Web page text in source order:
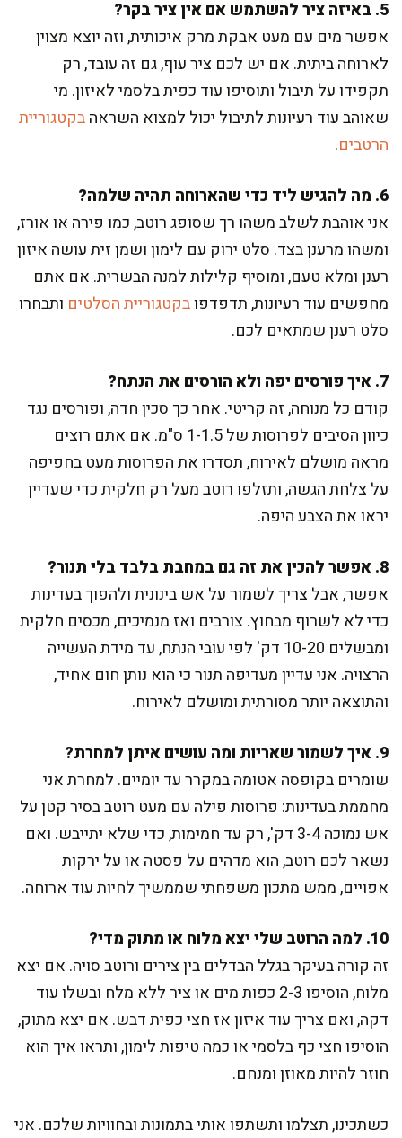
5. באיזה ציר להשתמש אם אין ציר בקר?
אפשר מים עם מעט אבקת מרק איכותית, וזה יוצא מצוין
לארוחה ביתית. אם יש לכם ציר עוף, גם זה עובד, רק
תקפידו על תיבול ותוסיפו עוד כפית בלסמי לאיזון. מי
שאוהב עוד רעיונות לתיבול יכול למצוא השראהבקטגוריית
הרטבים.
6. מה להגיש ליד כדי שהארוחה תהיה שלמה?
אני אוהבת לשלב משהו רך שסופג רוטב, כמו פירה או אורז,
ומשהו מרענן בצד. סלט ירוק עם לימון ושמן זית עושה איזון
רענן ומלא טעם, ומוסיף קלילות למנה הבשרית. אם אתם
מחפשים עוד רעיונות, תדפדפובקטגוריית הסלטים ותבחרו
סלט רענן שמתאים לכם.
7. איך פורסים יפה ולא הורסים את הנתח?
קודם כל מנוחה, זה קריטי. אחר כך סכין חדה, ופורסים נגד
כיוון הסיבים לפרוסות של 1-1.5 ס"מ. אם אתם רוצים
מראה מושלם לאירוח, תסדרו את הפרוסות מעט בחפיפה
על צלחת הגשה, ותזלפו רוטב מעל רק חלקית כדי שעדיין
יראו את הצבע היפה.
8. אפשר להכין את זה גם במחבת בלבד בלי תנור?
אפשר, אבל צריך לשמור על אש בינונית ולהפוך בעדינות
כדי לא לשרוף מבחוץ. צורבים ואז מנמיכים, מכסים חלקית
ומבשלים 10-20 דק' לפי עובי הנתח, עד מידת העשייה
הרצויה. אני עדיין מעדיפה תנור כי הוא נותן חום אחיד,
והתוצאה יותר מסורתית ומושלם לאירוח.
9. איך לשמור שאריות ומה עושים איתן למחרת?
שומרים בקופסה אטומה במקרר עד יומיים. למחרת אני
מחממת בעדינות: פרוסות פילה עם מעט רוטב בסיר קטן על
אש נמוכה 3-4 דק', רק עד חמימות, כדי שלא יתייבש. ואם
נשאר לכם רוטב, הוא מדהים על פסטה או על ירקות
אפויים, ממש מתכון משפחתי שממשיך לחיות עוד ארוחה.
10. למה הרוטב שלי יצא מלוח או מתוק מדי?
זה קורה בעיקר בגלל הבדלים בין צירים ורוטב סויה. אם יצא
מלוח, הוסיפו 2-3 כפות מים או ציר ללא מלח ובשלו עוד
דקה, ואם צריך עוד איזון אז חצי כפית דבש. אם יצא מתוק,
הוסיפו חצי כף בלסמי או כמה טיפות לימון, ותראו איך הוא
חוזר להיות מאוזן ומנחם.
כשתכינו, תצלמו ותשתפו אותי בתמונות ובחוויות שלכם. אני